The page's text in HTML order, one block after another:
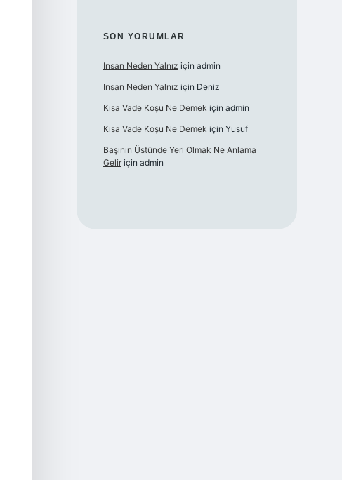
SON YORUMLAR
Insan Neden Yalnız için admin
Insan Neden Yalnız için Deniz
Kısa Vade Koşu Ne Demek için admin
Kısa Vade Koşu Ne Demek için Yusuf
Başının Üstünde Yeri Olmak Ne Anlama
Geliriçin admin